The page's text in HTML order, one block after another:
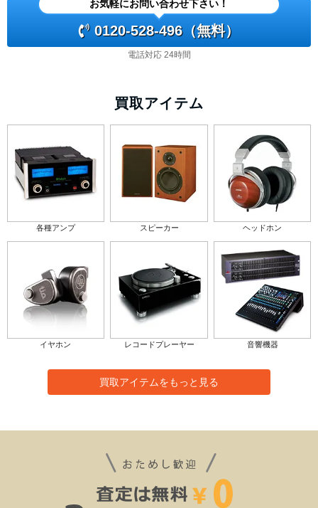
お気軽にお問い合わせ下さい！
0120-528-496（無料）
電話対応 24時間
買取アイテム
各種アンプ スピーカー ヘッドホン
イヤホン レコードプレーヤー 音響機器
買取アイテムをもっと見る